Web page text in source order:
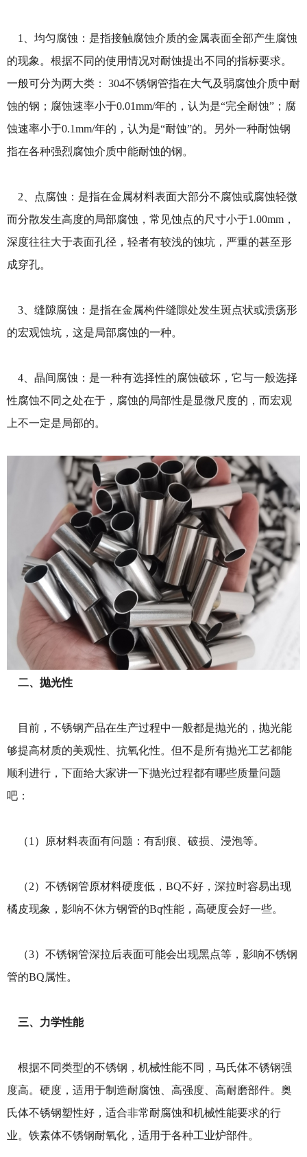
1、均匀腐蚀：是指接触腐蚀介质的金属表面全部产生腐蚀
的现象。根据不同的使用情况对耐蚀提出不同的指标要求。
一般可分为两大类： 304不锈钢管指在大气及弱腐蚀介质中耐
蚀的钢；腐蚀速率小于0.01mm/年的，认为是“完全耐蚀”；腐
蚀速率小于0.1mm/年的，认为是“耐蚀”的。另外一种耐蚀钢
指在各种强烈腐蚀介质中能耐蚀的钢。
2、点腐蚀：是指在金属材料表面大部分不腐蚀或腐蚀轻微
而分散发生高度的局部腐蚀，常见蚀点的尺寸小于1.00mm，
深度往往大于表面孔径，轻者有较浅的蚀坑，严重的甚至形
成穿孔。
3、缝隙腐蚀：是指在金属构件缝隙处发生斑点状或溃疡形
的宏观蚀坑，这是局部腐蚀的一种。
4、晶间腐蚀：是一种有选择性的腐蚀破坏，它与一般选择
性腐蚀不同之处在于，腐蚀的局部性是显微尺度的，而宏观
上不一定是局部的。
二、抛光性
目前，不锈钢产品在生产过程中一般都是抛光的，抛光能
够提高材质的美观性、抗氧化性。但不是所有抛光工艺都能
顺利进行，下面给大家讲一下抛光过程都有哪些质量问题
吧：
（1）原材料表面有问题：有刮痕、破损、浸泡等。
（2）不锈钢管原材料硬度低，BQ不好，深拉时容易出现
橘皮现象，影响不休方钢管的Bq性能，高硬度会好一些。
（3）不锈钢管深拉后表面可能会出现黑点等，影响不锈钢
管的BQ属性。
三、力学性能
根据不同类型的不锈钢，机械性能不同，马氏体不锈钢强
度高。硬度，适用于制造耐腐蚀、高强度、高耐磨部件。奥
氏体不锈钢塑性好，适合非常耐腐蚀和机械性能要求的行
业。铁素体不锈钢耐氧化，适用于各种工业炉部件。